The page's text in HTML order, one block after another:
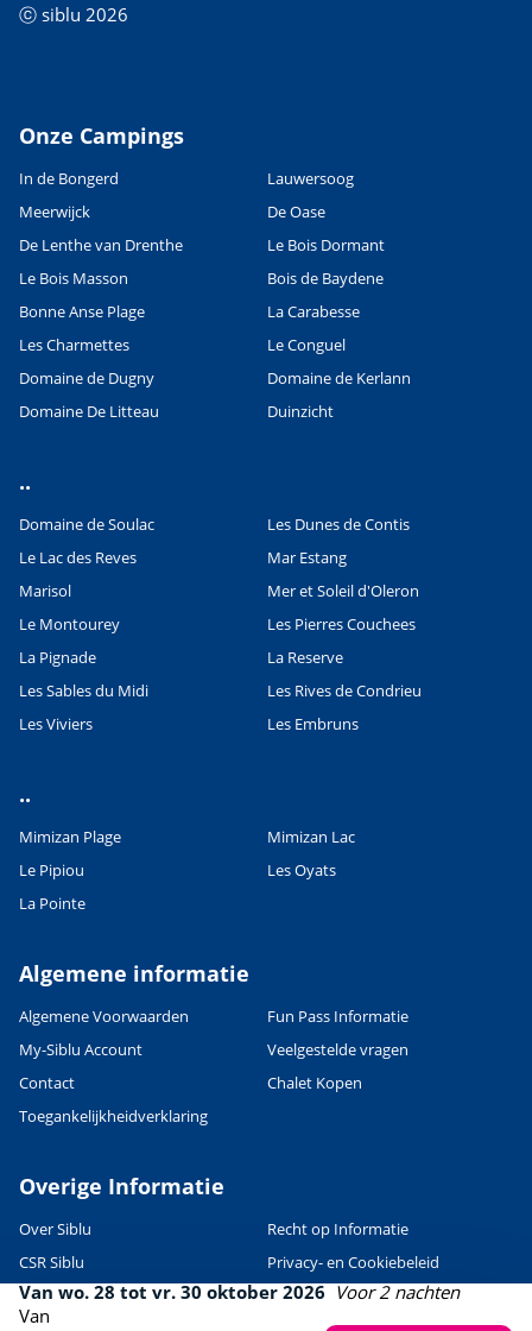
OpenStreetMap contributors, Points © 2012 LINZ
Van wo. 28 tot vr. 30 oktober 2026 Voor 2 nachten
Van
ⓒ siblu 2026
Onze Campings
In de Bongerd
Lauwersoog
Meerwijck
De Oase
De Lenthe van Drenthe
Le Bois Dormant
Le Bois Masson
Bois de Baydene
Bonne Anse Plage
La Carabesse
Les Charmettes
Le Conguel
Domaine de Dugny
Domaine de Kerlann
Domaine De Litteau
Duinzicht
..
Domaine de Soulac
Les Dunes de Contis
Le Lac des Reves
Mar Estang
Marisol
Mer et Soleil d'Oleron
Le Montourey
Les Pierres Couchees
La Pignade
La Reserve
Les Sables du Midi
Les Rives de Condrieu
Les Viviers
Les Embruns
..
Mimizan Plage
Mimizan Lac
Le Pipiou
Les Oyats
La Pointe
Algemene informatie
Algemene Voorwaarden
Fun Pass Informatie
My-Siblu Account
Veelgestelde vragen
Contact
Chalet Kopen
Toegankelijkheidverklaring
Overige Informatie
Over Siblu
Recht op Informatie
CSR Siblu
Privacy- en Cookiebeleid
Voorwaarden gebruik Website
KvK en BTW informatie